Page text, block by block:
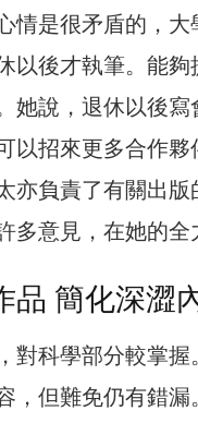
情是很矛盾的，
以後才執筆。能
她說，退休以後
以招來更多合作
亦負責了有關出
多意見，在她的全
品 簡化深澀
對科學部分較掌
，但難免仍有錯